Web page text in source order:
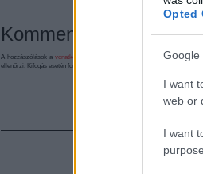
Opted
Google
I want
web or
I want
Kommentek:
A hozzászólások a vonatkozó jogszabályok értelmében felhasználói
ellenőrzi. Kifogás esetén forduljon a blog szerkesztőjéhez. Részletek a